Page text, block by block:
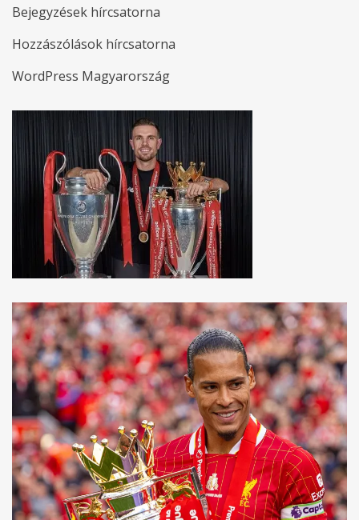
Bejegyzések hírcsatorna
Hozzászólások hírcsatorna
WordPress Magyarország